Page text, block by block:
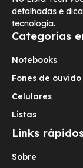
detalhadas e
tecnologia.
Categorias
Notebooks
Fones de ouvido
Celulares
Listas
Links
Sobre